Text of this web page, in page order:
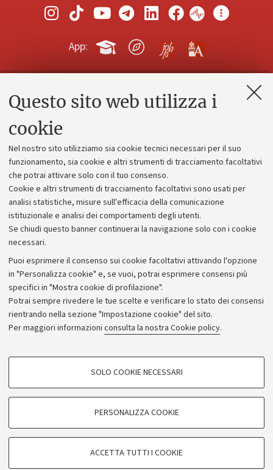
Questo sito web utilizza i
cookie
Nel nostro sito utilizziamo sia cookie tecnici necessari per il suo
funzionamento, sia cookie e altri strumenti di tracciamento facoltativi
che potrai attivare solo con il tuo consenso.
Cookie e altri strumenti di tracciamento facoltativi sono usati per
analisi statistiche, misure sull'efficacia della comunicazione
istituzionale e analisi dei comportamenti degli utenti.
Se chiudi questo banner continuerai la navigazione solo con i cookie
necessari.
Puoi esprimere il consenso sui cookie facoltativi attivando l'opzione
in "Personalizza cookie" e, se vuoi, potrai esprimere consensi più
specifici in "Mostra cookie di profilazione".
Potrai sempre rivedere le tue scelte e verificare lo stato dei consensi
rientrando nella sezione "Impostazione cookie" del sito.
Per maggiori informazioni consulta la nostra Cookie policy.
COOKIE DI PROFILAZIONE - FACOLTATIVI
COOKIE TECNICI - NECESSARI
SOLO COOKIE NECESSARI
PERSONALIZZA COOKIE
ACCETTA TUTTI I COOKIE
App:
Contatti e PEC
Alumni community
Piano strategico
Bilanci
Donazioni e 5x1000
Bandi, gare e concorsi
Albo online
Amministrazione trasparente
Atti di notifica
Informazioni sul sito e accessibilità
Dichiarazione di accessibilità
Privacy e note legali
Impostazioni Cookie
©Copyright 2026 - ALMA MATER STUDIORUM - Università di
Bologna - Via Zamboni,33 - 40126Bologna - PI:
- CF:80007010376